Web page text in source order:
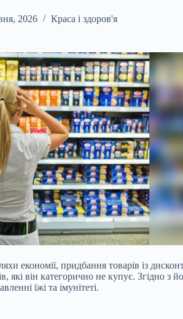
2026 Краса і здоров'я
економії, придбання товарів із
які він категорично не купує.
їжі та імунітеті.